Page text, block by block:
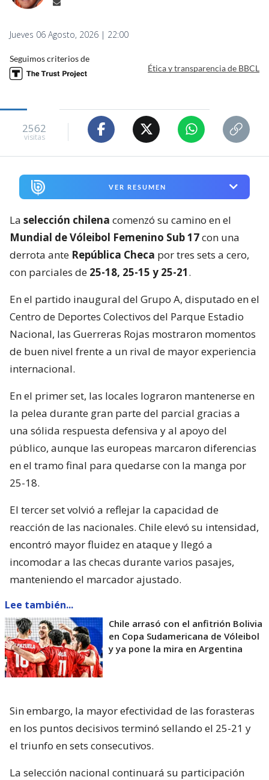
Jueves 06 Agosto, 2026 | 22:00
Seguimos criterios de
Ética y transparencia de BBCL
2562
visitas
VER RESUMEN
La selección chilena comenzó su camino en el
Mundial de Vóleibol Femenino Sub 17con una
derrota ante República Checa por tres sets a cero,
con parciales de 25-18, 25-15 y 25-21.
En el partido inaugural del Grupo A, disputado en el
Centro de Deportes Colectivos del Parque Estadio
Nacional, las Guerreras Rojas mostraron momentos
de buen nivel frente a un rival de mayor experiencia
internacional.
En el primer set, las locales lograron mantenerse en
la pelea durante gran parte del parcial gracias a
una sólida respuesta defensiva y al apoyo del
público, aunque las europeas marcaron diferencias
en el tramo final para quedarse con la manga por
25-18.
El tercer set volvió a reflejar la capacidad de
reacción de las nacionales. Chile elevó su intensidad,
encontró mayor fluidez en ataque y llegó a
incomodar a las checas durante varios pasajes,
manteniendo el marcador ajustado.
Lee también...
Chile arrasó con el anfitrión Bolivia
en Copa Sudamericana de Vóleibol
y ya pone la mira en Argentina
Sin embargo, la mayor efectividad de las forasteras
en los puntos decisivos terminó sellando el 25-21 y
el triunfo en sets consecutivos.
La selección nacional continuará su participación